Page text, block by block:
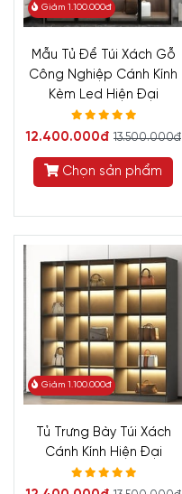
Giảm 1.100.000đ
Mẫu Tủ Để Túi Xách Gỗ
Công Nghiệp Cánh Kính
Kèm Led Hiện Đại
12.400.000đ 13.500.000đ
Chọn sản phẩm
Giảm 1.100.000đ
Tủ Trưng Bày Túi Xách
Cánh Kính Hiện Đại